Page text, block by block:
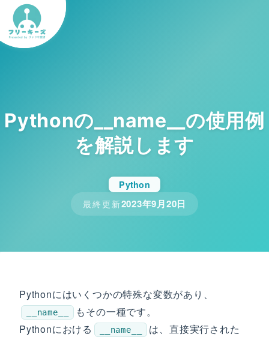
Pythonの__name__の使用例
を解説します
Python
最終更新2023年9月20日
Pythonにはいくつかの特殊な変数があり、
__name__
もその一種です。
Pythonにおける
__name__
は、直接実行された